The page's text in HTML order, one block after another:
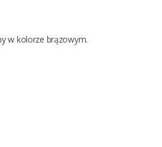
w kolorze brązowym.